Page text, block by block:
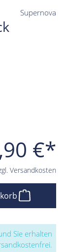
Supernova
€*
Versandkosten
Sie erhalten